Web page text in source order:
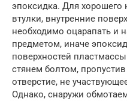
эпоксидка. Для хорошего
втулки, внутренние
необходимо оцарапать и
предметом, иначе
поверхностей
стянем болтом,
отверстие, не
Однако, снаружи